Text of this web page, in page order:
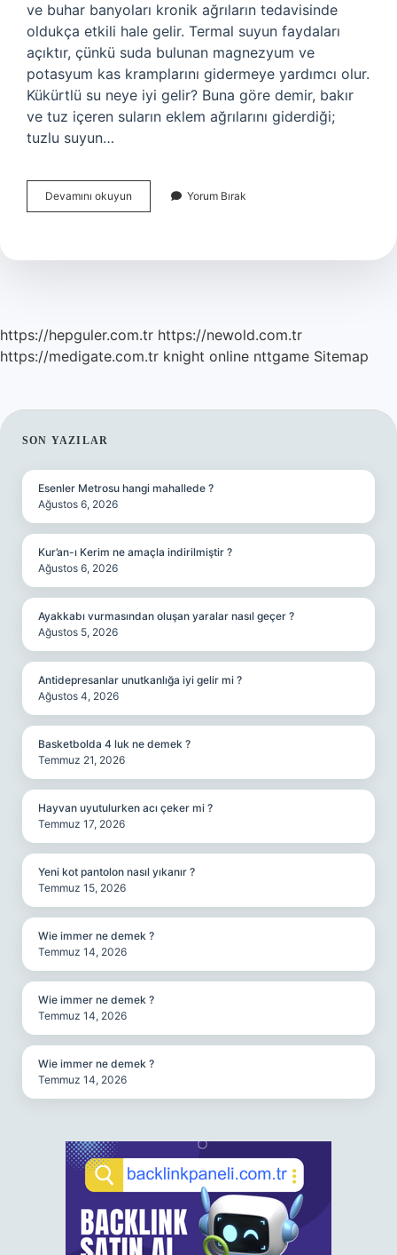
ve buhar banyoları kronik ağrıların tedavisinde
oldukça etkili hale gelir. Termal suyun faydaları
açıktır, çünkü suda bulunan magnezyum ve
potasyum kas kramplarını gidermeye yardımcı olur.
Kükürtlü su neye iyi gelir? Buna göre demir, bakır
ve tuz içeren suların eklem ağrılarını giderdiği;
tuzlu suyun…
Devamını okuyun
Suyu
Iyi
Yorum Bırak
https://hepguler.com.tr https://newold.com.tr
https://medigate.com.tr knight online nttgame Sitemap
SIDEBAR
SON YAZILAR
Esenler Metrosu hangi mahallede ?
Ağustos 6, 2026
Kur’an-ı Kerim ne amaçla indirilmiştir ?
Ağustos 6, 2026
Ayakkabı vurmasından oluşan yaralar nasıl geçer ?
Ağustos 5, 2026
Antidepresanlar unutkanlığa iyi gelir mi ?
Ağustos 4, 2026
Basketbolda 4 luk ne demek ?
Temmuz 21, 2026
Hayvan uyutulurken acı çeker mi ?
Temmuz 17, 2026
Yeni kot pantolon nasıl yıkanır ?
Temmuz 15, 2026
Wie immer ne demek ?
Temmuz 14, 2026
Wie immer ne demek ?
Temmuz 14, 2026
Wie immer ne demek ?
Temmuz 14, 2026